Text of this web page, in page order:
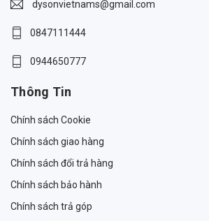
dysonvietnams@gmail.com
0847111444
0944650777
Thông Tin
Chính sách Cookie
Chính sách giao hàng
Chính sách đổi trả hàng
Chính sách bảo hành
Chính sách trả góp